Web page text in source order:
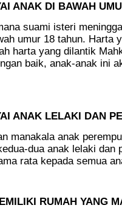
ANAK DI BAWAH
suami isteri
umur 18 tahun. Harta
harta yang dilantik
baik, anak-anak ini
ANAK LELAKI DAN
manakala anak
dua anak lelaki dan
rata kepada semua
RUMAH YANG